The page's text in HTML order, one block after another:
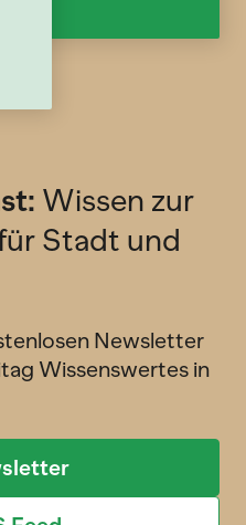
Wissen zur
Stadt und
Newsletter
Wissenswertes in